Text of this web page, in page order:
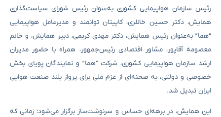
رئیس سازمان هواپیمایی کشوری به‌عنوان رئیس شورای سیاست‌گذاری
همایش، دکتر حسین خانلری، کاپیتان توانمند و مدیرعامل هواپیمایی
“هما” به‌عنوان رئیس همایش، دکتر مهدی کریمی، دبیر همایش، و خانم
معصومه آقاپور، مشاور اقتصادی رئیس‌جمهور، همراه با حضور مدیران
ارشد سازمان هواپیمایی کشوری، شرکت “هما” و نمایندگان پویای بخش
خصوصی و دولتی، به صحنه‌ای از عزم ملی برای پرواز بلند صنعت هوایی
ایران تبدیل شد.
این همایش، در برهه‌ای حساس و سرنوشت‌ساز برگزار می‌شود؛ زمانی که